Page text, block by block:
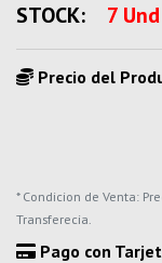
STOCK: 7 Und
Precio del
* Condicion de Venta:
Transferecia.
Pago con